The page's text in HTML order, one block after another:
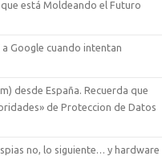
está Moldeando el Futuro
Google cuando intentan
desde España. Recuerda que
de Proteccion de Datos
no, lo siguiente… y hardware